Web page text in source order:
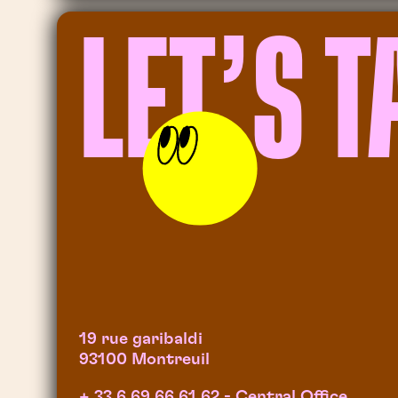
LET’S
19 rue garibaldi
93100 Montreuil